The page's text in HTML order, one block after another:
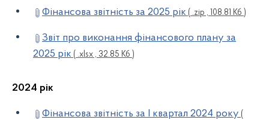
Фінансова звітність за 2025 рік ( .zip , 108.81 Кб )
Звіт про виконання фінансового плану за
2025 рік ( .xlsx , 32.85 Кб )
2024 рік
Фінансова звітність за І квартал 2024 року (